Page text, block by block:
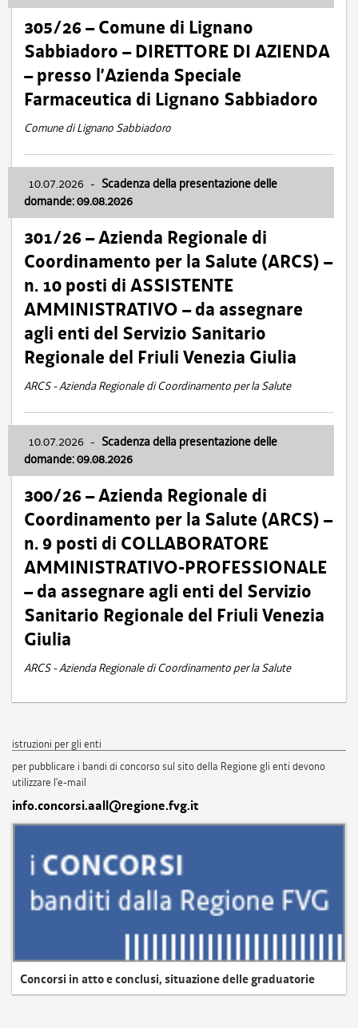
305/26 – Comune di Lignano
Sabbiadoro – DIRETTORE DI AZIENDA
– presso l’Azienda Speciale
Farmaceutica di Lignano Sabbiadoro
Comune di Lignano Sabbiadoro
10.07.2026 - Scadenza della presentazione delle
domande: 09.08.2026
301/26 – Azienda Regionale di
Coordinamento per la Salute (ARCS) –
n. 10 posti di ASSISTENTE
AMMINISTRATIVO – da assegnare
agli enti del Servizio Sanitario
Regionale del Friuli Venezia Giulia
ARCS - Azienda Regionale di Coordinamento per la Salute
10.07.2026 - Scadenza della presentazione delle
domande: 09.08.2026
300/26 – Azienda Regionale di
Coordinamento per la Salute (ARCS) –
n. 9 posti di COLLABORATORE
AMMINISTRATIVO-PROFESSIONALE
– da assegnare agli enti del Servizio
Sanitario Regionale del Friuli Venezia
Giulia
ARCS - Azienda Regionale di Coordinamento per la Salute
istruzioni per gli enti
per pubblicare i bandi di concorso sul sito della Regione gli enti devono
utilizzare l'e-mail
info.concorsi.aall@regione.fvg.it
Concorsi in atto e conclusi, situazione delle graduatorie